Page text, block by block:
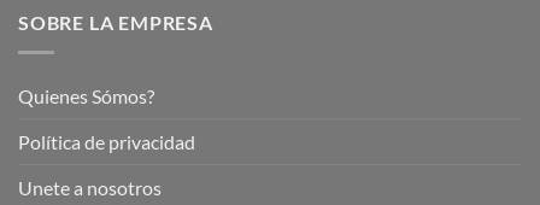
SOBRE LA EMPRESA
Quienes Sómos?
Política de privacidad
Unete a nosotros